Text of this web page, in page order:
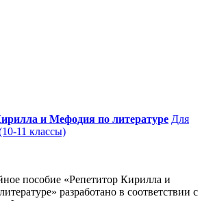
и Мефодия по литературе Для
11 классы)
пособие «Репетитор Кирилла и
разработано в соответствии с